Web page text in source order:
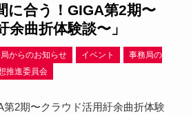
に合う！GIGA第2期〜
余曲折体験談〜」
からのお知らせ イベント
事務局の
推進委員会
第2期〜クラウド活用紆余曲折体験